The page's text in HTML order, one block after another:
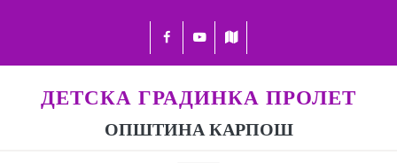
ДЕТСКА ГРАДИНКА ПРОЛЕТ
ОПШТИНА КАРПОШ